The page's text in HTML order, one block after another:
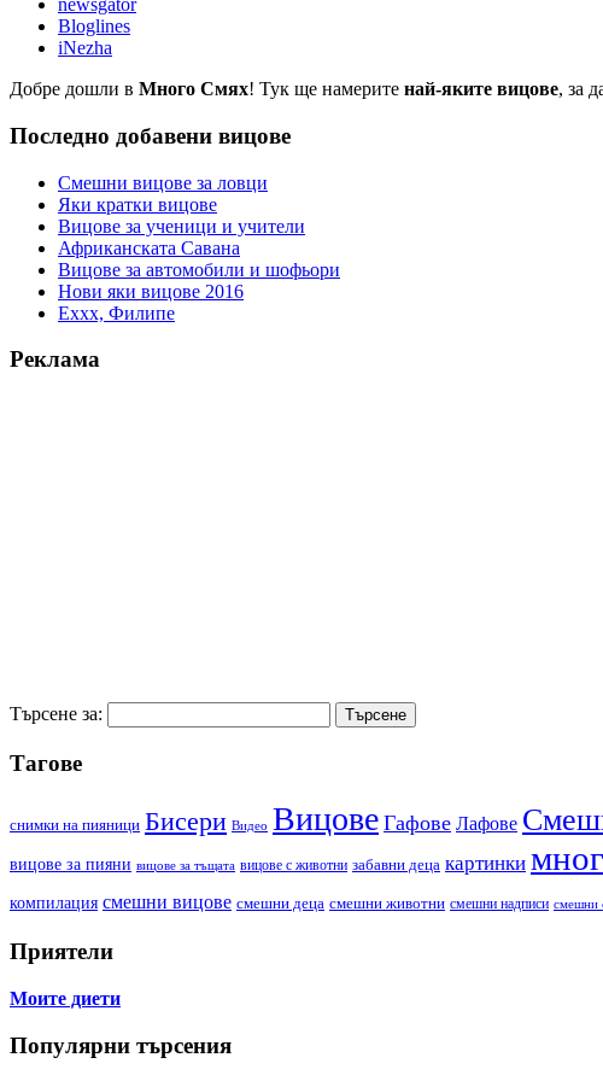
newsgator
Bloglines
iNezha
Добре дошли в Много Смях! Тук ще намерите най-яките вицове, за
Последно добавени вицове
Смешни вицове за ловци
Яки кратки вицове
Вицове за ученици и учители
Африканската Савана
Вицове за автомобили и шофьори
Нови яки вицове 2016
Еххх, Филипе
Реклама
Търсене за:
Тагове
cнимки на пияници Бисери Видео Вицове Гафове Лафове
вицове за пияни вицове за тъщата вицове с животни забавни деца картинки
компилация смешни вицове смешни деца смешни животни смешни надписи смешни
Приятели
Моите диети
Популярни търсения